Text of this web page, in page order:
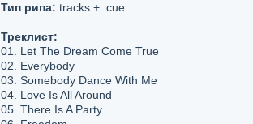
Тип рипа: tracks + .cue
Треклист:
01. Let The Dream Come True
02. Everybody
03. Somebody Dance With Me
04. Love Is All Around
05. There Is A Party